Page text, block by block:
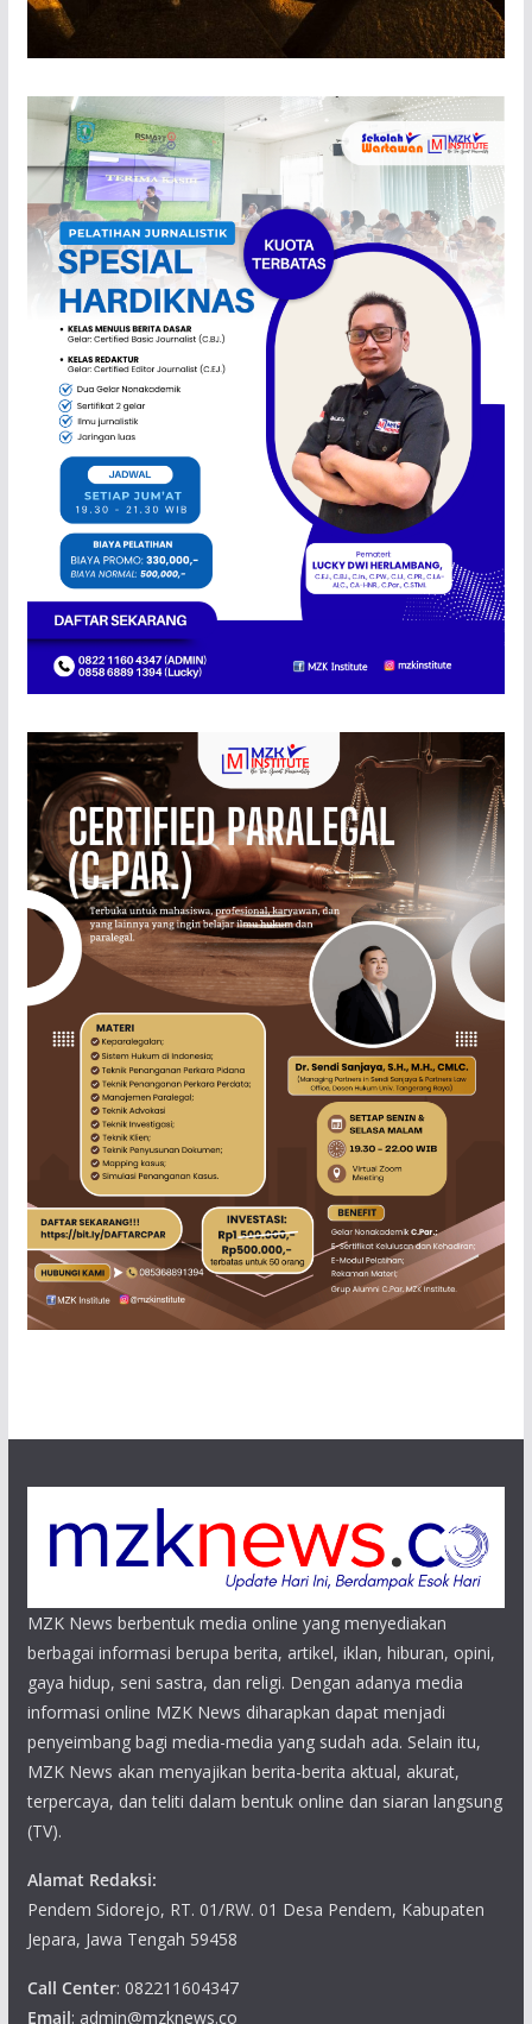
MZK News berbentuk media online yang menyediakan
berbagai informasi berupa berita, artikel, iklan, hiburan, opini,
gaya hidup, seni sastra, dan religi. Dengan adanya media
informasi online MZK News diharapkan dapat menjadi
penyeimbang bagi media-media yang sudah ada. Selain itu,
MZK News akan menyajikan berita-berita aktual, akurat,
terpercaya, dan teliti dalam bentuk online dan siaran langsung
(TV).
Alamat Redaksi:
Pendem Sidorejo, RT. 01/RW. 01 Desa Pendem, Kabupaten
Jepara, Jawa Tengah 59458
Call Center: 082211604347
Email: admin@mzknews.co